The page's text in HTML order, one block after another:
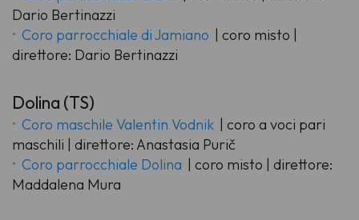
Dario Bertinazzi
Coro parrocchiale di Jamiano | coro misto |
direttore: Dario Bertinazzi
Dolina (TS)
Coro maschile Valentin Vodnik | coro a voci pari
maschili | direttore: Anastasia Purič
Coro parrocchiale Dolina | coro misto | direttore:
Maddalena Mura